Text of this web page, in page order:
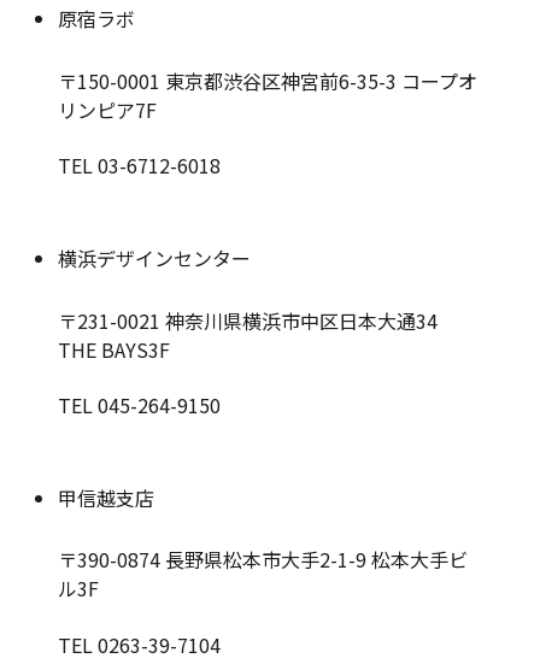
原宿ラボ
〒150-0001 東京都渋谷区神宮前6-35-3 コープオ
リンピア7F
TEL 03-6712-6018
横浜デザインセンター
〒231-0021 神奈川県横浜市中区日本大通34
THE BAYS3F
TEL 045-264-9150
甲信越支店
〒390-0874 長野県松本市大手2-1-9 松本大手ビ
ル3F
TEL 0263-39-7104